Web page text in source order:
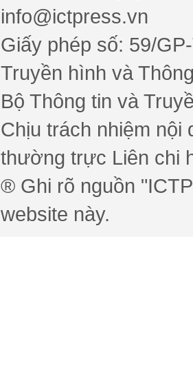
info@ictpress.vn
Giấy phép số: 59/
Truyền hình và
Bộ Thông tin và
Chịu trách nhiệm nội
thường trực Liên chi
® Ghi rõ nguồn
website này.